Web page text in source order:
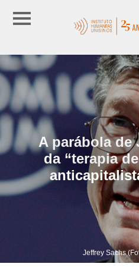
A parábola de
da “terapia
Jeffrey Sachs